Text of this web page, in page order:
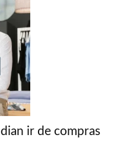
ir de compras